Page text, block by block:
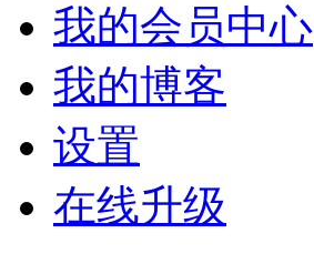
我的会员中心
我的博客
设置
在线升级